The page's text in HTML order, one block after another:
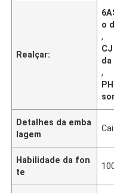
Realçar:
o
,
da
,
Detalhes da emba
lagem
Habilidade da fon
te